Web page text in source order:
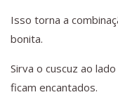
Isso torna a
bonita.
Sirva o cuscuz ao
ficam encantados.